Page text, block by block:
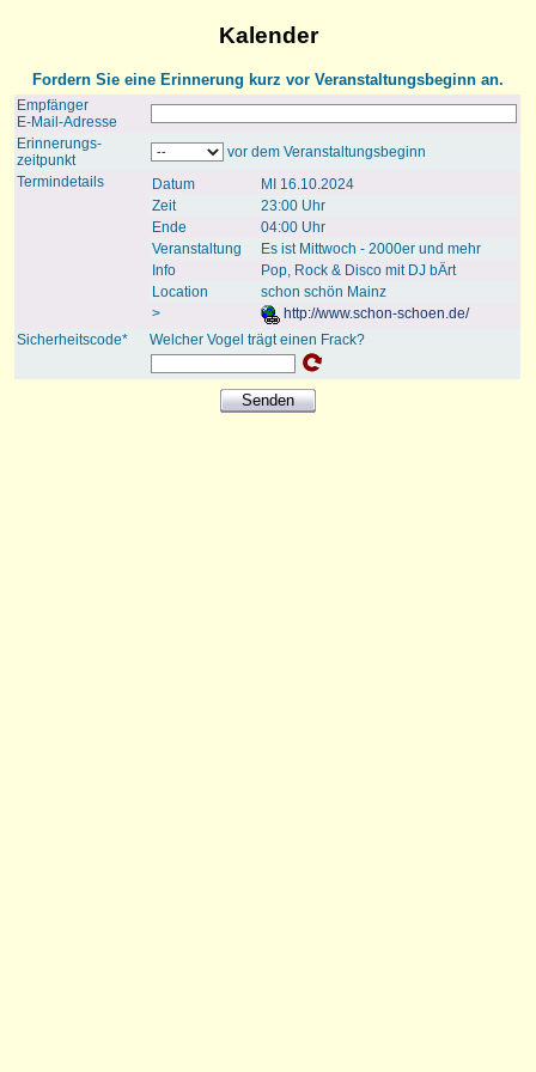
Kalender
Fordern Sie eine Erinnerung kurz vor Veranstaltungsbeginn an.
Empfänger
E-Mail-Adresse
Erinnerungs-
zeitpunkt
vor dem Veranstaltungsbeginn
Termindetails
Datum
MI 16.10.2024
Zeit
23:00 Uhr
Ende
04:00 Uhr
Veranstaltung
Es ist Mittwoch - 2000er und mehr
Info
Pop, Rock & Disco mit DJ bÄrt
Location
schon schön Mainz
>
http://www.schon-schoen.de/
Sicherheitscode*
Welcher Vogel trägt einen Frack?